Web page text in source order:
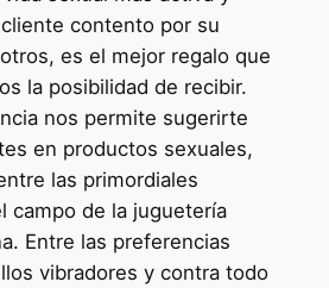
contento por su
es el mejor regalo que
la posibilidad de recibir.
nos permite sugerirte
en productos sexuales,
las primordiales
campo de la juguetería
Entre las preferencias
vibradores y contra todo